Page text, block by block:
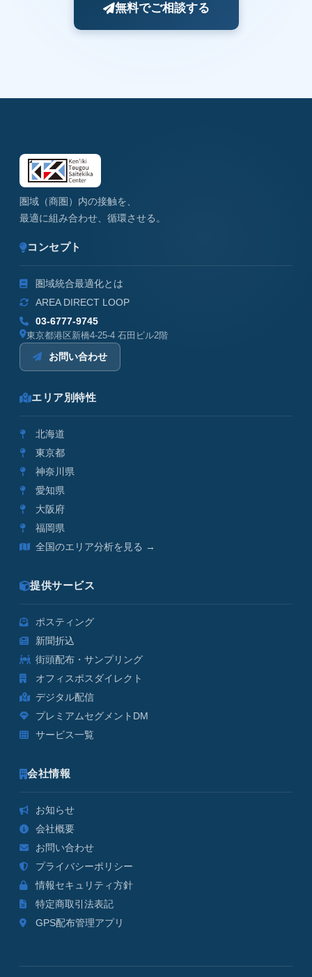
無料でご相談する
圏域（商圏）内の接触を、
最適に組み合わせ、循環させる。
コンセプト
圏域統合最適化とは
AREA DIRECT LOOP
03-6777-9745
東京都港区新橋4-25-4 石田ビル2階
お問い合わせ
エリア別特性
北海道
東京都
神奈川県
愛知県
大阪府
福岡県
全国のエリア分析を見る →
提供サービス
ポスティング
新聞折込
街頭配布・サンプリング
オフィスポスダイレクト
デジタル配信
プレミアムセグメントDM
サービス一覧
会社情報
お知らせ
会社概要
お問い合わせ
プライバシーポリシー
情報セキュリティ方針
特定商取引法表記
GPS配布管理アプリ